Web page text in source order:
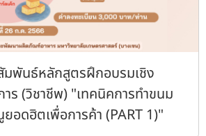
มพันธ์หลักสูตรฝึกอบรมเชิง
ร (วิชาชีพ) "เทคนิคการทำขนม
ยอดฮิตเพื่อการค้า (PART 1)"